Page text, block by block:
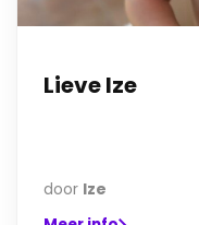
Lieve Ize
door Ize